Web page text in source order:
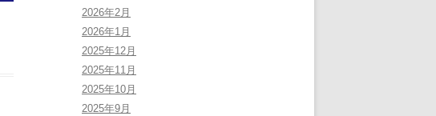
2026年2月
2026年1月
2025年12月
2025年11月
2025年10月
2025年9月